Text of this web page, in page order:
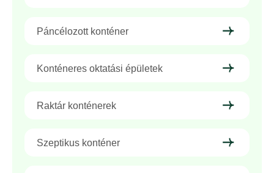
Páncélozott konténer
Konténeres oktatási épületek
Raktár konténerek
Szeptikus konténer